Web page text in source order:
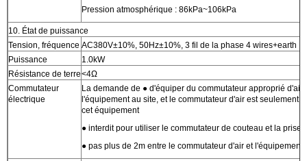
Pression atmosphérique : 86kPa~106kPa
10. État de puissance
Tension, fréquence AC380V±10%, 50Hz±10%, 3 fil de la phase 4 wires+earth
Puissance
1.0kW
Résistance de terre<4Ω
Commutateur
électrique
La demande de ● d'équiper du commutateur approprié d'air
l'équipement au site, et le commutateur d'air est seulement
cet équipement
● interdit pour utiliser le commutateur de couteau et la prise
● pas plus de 2m entre le commutateur d'air et l'équipement